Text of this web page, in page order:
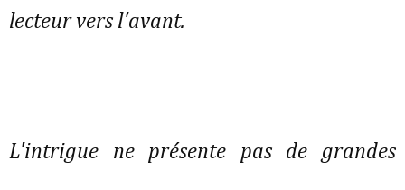
lecteur vers l'avant.
L'intrigue ne présente pas de grandes